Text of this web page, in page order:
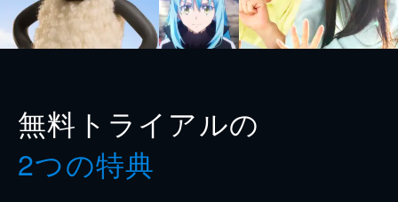
無料トライアルの
2つの特典